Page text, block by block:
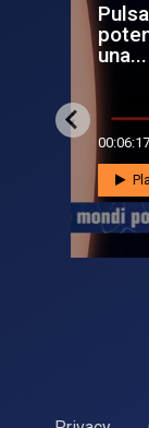
una...
00:06:17